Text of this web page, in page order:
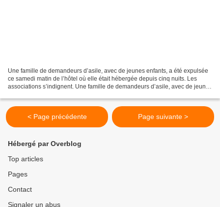
Une famille de demandeurs d’asile, avec de jeunes enfants, a été expulsée
ce samedi matin de l’hôtel où elle était hébergée depuis cinq nuits. Les
associations s’indignent. Une famille de demandeurs d’asile, avec de jeunes
< Page précédente Page suivante >
Hébergé par Overblog
Top articles
Pages
Contact
Signaler un abus